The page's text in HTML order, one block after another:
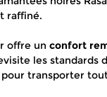
raffiné.
offre un confort
les standards
transporter